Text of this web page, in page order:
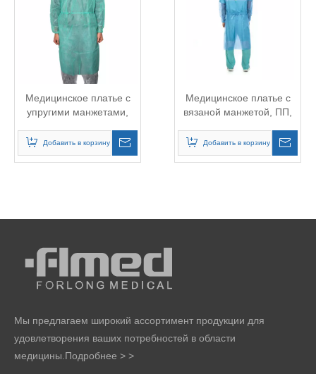
Медицинское платье с
упругими манжетами,
стерильные
Добавить в корзину
Медицинское платье с
вязаной манжетой, ПП,
стерильная
Добавить в корзину
Мы предлагаем широкий ассортимент продукции для
удовлетворения ваших потребностей в области
медицины. Подробнее > >